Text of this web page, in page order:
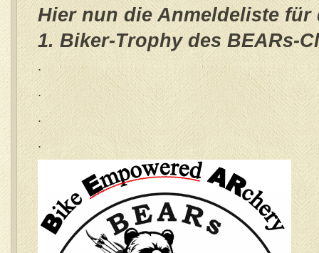
Hier nun die Anmeldeliste für
1. Biker-Trophy des BEARs-
.
.
.
.